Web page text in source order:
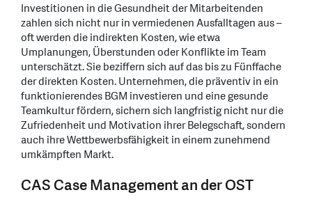
Investitionen in die Gesundheit der Mitarbeitenden
zahlen sich nicht nur in vermiedenen Ausfalltagen aus –
oft werden die indirekten Kosten, wie etwa
Umplanungen, Überstunden oder Konflikte im Team
unterschätzt. Sie beziffern sich auf das bis zu Fünffache
der direkten Kosten. Unternehmen, die präventiv in ein
funktionierendes BGM investieren und eine gesunde
Teamkultur fördern, sichern sich langfristig nicht nur die
Zufriedenheit und Motivation ihrer Belegschaft, sondern
auch ihre Wettbewerbsfähigkeit in einem zunehmend
umkämpften Markt.
CAS Case Management an der OST